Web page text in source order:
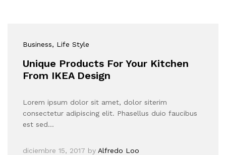
Business, Life Style
Unique Products For Your Kitchen
From IKEA Design
Lorem ipsum dolor sit amet, dolor siterim
consectetur adipiscing elit. Phasellus duio faucibus
est sed…
diciembre 15, 2017 by Alfredo Loo